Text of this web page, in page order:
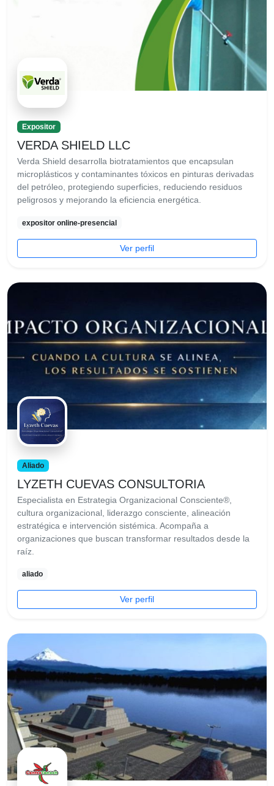
Expositor
VERDA SHIELD LLC
Verda Shield desarrolla biotratamientos que encapsulan
microplásticos y contaminantes tóxicos en pinturas derivadas
del petróleo, protegiendo superficies, reduciendo residuos
peligrosos y mejorando la eficiencia energética.
expositor online-presencial
Ver perfil
Aliado
LYZETH CUEVAS CONSULTORIA
Especialista en Estrategia Organizacional Consciente®,
cultura organizacional, liderazgo consciente, alineación
estratégica e intervención sistémica. Acompaña a
organizaciones que buscan transformar resultados desde la
raíz.
aliado
Ver perfil